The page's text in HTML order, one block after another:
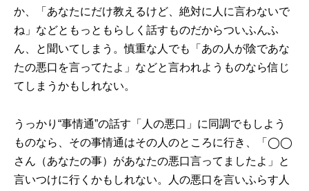
か、「あなたにだけ教えるけど、絶対に人に言わないで
ね」などともっともらしく話すものだからついふんふ
ん、と聞いてしまう。慎重な人でも「あの人が陰であな
たの悪口を言ってたよ」などと言われようものなら信じ
てしまうかもしれない。
うっかり“事情通”の話す「人の悪口」に同調でもしよう
ものなら、その事情通はその人のところに行き、「◯◯
さん（あなたの事）があなたの悪口言ってましたよ」と
言いつけに行くかもしれない。人の悪口を言いふらす人